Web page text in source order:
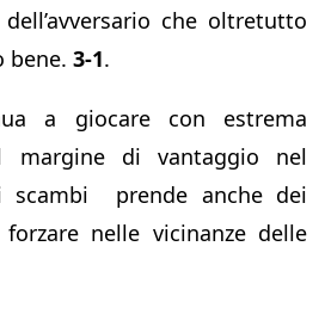
che oltretutto
bene. 3-1.
a giocare con estrema
margine di vantaggio nel
scambi prende anche dei
nelle vicinanze delle